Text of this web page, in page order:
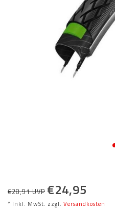
€28,91 UVP €24,95
* Inkl. MwSt. zzgl. Versandkosten